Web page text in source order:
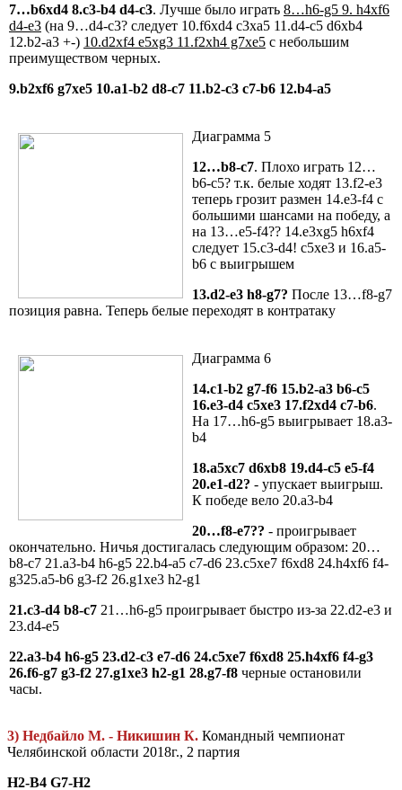
7…b6xd4 8.c3-b4 d4-c3. Лучше было играть 8…h6-g5 9. h4xf6
d4-e3 (на 9…d4-c3? следует 10.f6xd4 c3xa5 11.d4-c5 d6xb4
12.b2-a3 +-) 10.d2xf4 e5xg3 11.f2xh4 g7xe5 с небольшим
преимуществом черных.
9.b2xf6 g7xe5 10.a1-b2 d8-c7 11.b2-c3 c7-b6 12.b4-a5
Диаграмма 5
12…b8-c7. Плохо играть 12…
b6-c5? т.к. белые ходят 13.f2-e3
теперь грозит размен 14.e3-f4 с
большими шансами на победу, а
на 13…e5-f4?? 14.e3xg5 h6xf4
следует 15.c3-d4! c5xe3 и 16.a5-
b6 с выигрышем
13.d2-e3 h8-g7? После 13…f8-g7
позиция равна. Теперь белые переходят в контратаку
Диаграмма 6
14.c1-b2 g7-f6 15.b2-a3 b6-c5
16.e3-d4 c5xe3 17.f2xd4 c7-b6.
На 17…h6-g5 выигрывает 18.a3-
b4
18.a5xc7 d6xb8 19.d4-c5 e5-f4
20.e1-d2? - упускает выигрыш.
К победе вело 20.a3-b4
20…f8-e7?? - проигрывает
окончательно. Ничья достигалась следующим образом: 20…
b8-c7 21.a3-b4 h6-g5 22.b4-a5 c7-d6 23.c5xe7 f6xd8 24.h4xf6 f4-
g325.a5-b6 g3-f2 26.g1xe3 h2-g1
21.c3-d4 b8-c7 21…h6-g5 проигрывает быстро из-за 22.d2-e3 и
23.d4-e5
22.a3-b4 h6-g5 23.d2-c3 e7-d6 24.c5xe7 f6xd8 25.h4xf6 f4-g3
26.f6-g7 g3-f2 27.g1xe3 h2-g1 28.g7-f8 черные остановили
часы.
3) Недбайло М. - Никишин К. Командный чемпионат
Челябинской области 2018г., 2 партия
H2-B4 G7-H2